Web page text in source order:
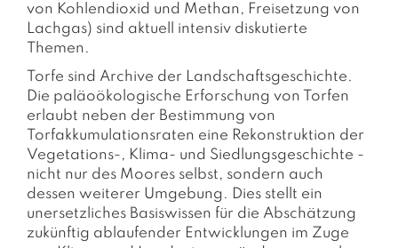
von Kohlendioxid und Methan, Freisetzung von
Lachgas) sind aktuell intensiv diskutierte
Themen.
Torfe sind Archive der Landschaftsgeschichte.
Die paläoökologische Erforschung von Torfen
erlaubt neben der Bestimmung von
Torfakkumulationsraten eine Rekonstruktion der
Vegetations-, Klima- und Siedlungsgeschichte -
nicht nur des Moores selbst, sondern auch
dessen weiterer Umgebung. Dies stellt ein
unersetzliches Basiswissen für die Abschätzung
zukünftig ablaufender Entwicklungen im Zuge